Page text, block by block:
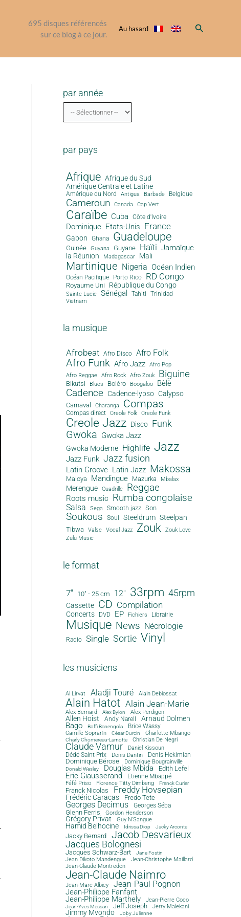
695 disques référencés
sur ce blog à ce jour.
Au hasard Rechercher
par année
par pays
Afrique Afrique du Sud
Amérique Centrale et Latine
Amérique du Nord Antigua Barbade Belgique
Cameroun Canada Cap Vert
Caraïbe Cuba Côte d'Ivoire
Dominique Etats-Unis France
Gabon Ghana Guadeloupe
Guinée Guyana Guyane Haïti Jamaïque
la Réunion Madagascar Mali
Martinique Nigeria Océan Indien
Océan Pacifique Porto Rico RD Congo
Royaume Uni République du Congo
Sainte Lucie Sénégal Tahiti Trinidad
Vietnam
la musique
Afrobeat Afro Disco Afro Folk
Afro Funk Afro Jazz
Afro Pop
Afro Reggae
Afro Rock Afro Zouk Biguine
Bikutsi Blues Boléro Boogaloo Bèlè
Cadence Cadence-lypso Calypso
Carnaval Charanga Compas
Compas direct Creole Folk Creole Funk
Creole Jazz Disco Funk
Gwoka Gwoka Jazz
Gwoka Moderne Highlife Jazz
Jazz Funk Jazz fusion
Latin Groove Latin Jazz Makossa
Maloya Mandingue Mazurka Mbalax
Merengue Quadrille Reggae
Roots music Rumba congolaise
Salsa Sega Smooth jazz Son
Soukous Soul Steeldrum Steelpan
Tibwa Valse Vocal Jazz Zouk
Zouk Love
Zulu Music
le format
7" 10" - 25 cm 12" 33rpm 45rpm
Cassette CD Compilation
Concerts DVD EP Fichiers Librairie
Musique News Nécrologie
Radio Single Sortie Vinyl
les musiciens
Al Lirvat Aladji Touré Alain Debiossat
Alain Hatot Alain Jean-Marie
Alex Bernard Alex Bylon Alex Perdigon
Allen Hoist Andy Narell Arnaud Dolmen
Bago Boffi Banengola
Brice Wassy
Camille Sopran'n
César Durcin Charlotte Mbango
Charly Chomereau-Lamotte Christian De Negri
Claude Vamur Daniel Kissoun
Dédé Saint-Prix Denis Dantin Denis Hekimian
Dominique Bérose Dominique Bougrainville
Donald Wesley Douglas Mbida Edith Lefel
Eric Giausserand Etienne Mbappé
Féfé Priso Florence Titty Dimbeng Franck Curier
Franck Nicolas Freddy Hovsepian
Frédéric Caracas Fredo Tete
Georges Decimus Georges Séba
Glenn Ferris Gordon Henderson
Grégory Privat Guy N'Sangue
Hamid Belhocine Idrissa Diop Jacky Arconte
Jacky Bernard Jacob Desvarieux
Jacques Bolognesi
Jacques Schwarz-Bart Jane Fostin
Jean Dikoto Mandengue
Jean-Christophe Maillard
Jean-Claude Montredon
Jean-Claude Naimro
Jean-Marc Albicy Jean-Paul Pognon
Jean-Philippe Fanfant
Jean-Philippe Marthely Jean-Pierre Coco
Jean-Yves Messan Jeff Joseph Jerry Malekani
Jimmy Mvondo Joby Julienne